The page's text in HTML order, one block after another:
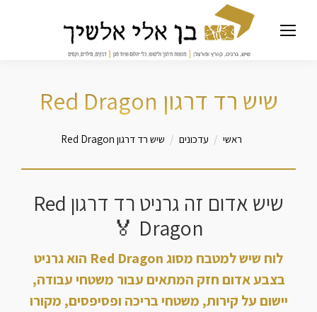
שיש רד דרגון Red Dragon
מיקומך כאןראשי עדכונים שיש רד דרגון Red Dragon
שיש אדום זה גרניט רד דרגון Red
Dragon 🏅
לוח שיש למטבח מסוג Red Dragon הוא גרניט
בצבע אדום חזק המתאים עבור משטחי עבודה,
יישום על קירות, משטחי בריכה ופסיפסים, מקורו